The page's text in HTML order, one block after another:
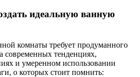
идеальную ванную
комнаты требует продуманного
современных тенденциях,
и умеренном использовании
о которых стоит помнить: